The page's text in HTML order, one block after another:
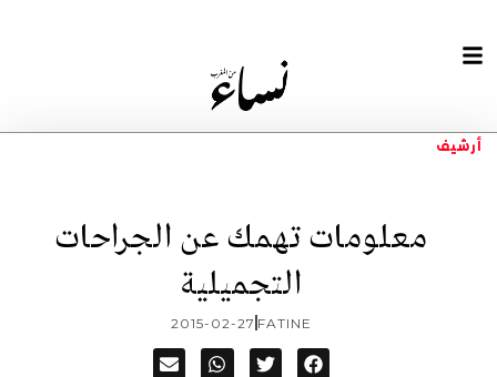
أرشيف
معلومات تهمك عن الجراحات
التجميلية
FATINE
2015-02-27